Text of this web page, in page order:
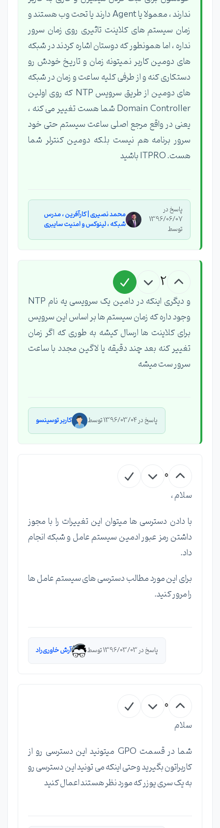
ندارند ، معمولا یا Agent دارند یا تحت وب هستند و
زمان سیستم های کلاینت تاثیری روی زمان سرور
نداره ، اما همونطور که دوستان اشاره کردند در شبکه
های دومین کاربر نمیتونه زمان و تاریخ خودش رو
دستکاری کنه و از طرفی کلیه ساعت و زمان در شبکه
های دومین از طریق سرویس NTP که روی اولین
Domain Controller شما هست تغییر می کنه ،
یعنی در واقع مرجع اصلی ساعت سیستم حتی خود
سرور برنامه هم نیست بلکه دومین کنترلر شما
هست. ITPRO باشید
پاسخ در
1396/06/07
توسط
محمد نصیری | کارآفرین ، مدرس
شبکه ، لینوکس و امنیت سایبری
2
و دیگری اینکه در دامین یک سرویسی یه نام NTP
وجود داره که زمان سیستم ها بر اساس این سرویس
برای کلاینت ها ارسال کیشه به طوری که اگر زمان
تغییر کنه بعد چند دقیقه یا لاگین مجدد با ساعت
سرور ست میشه
پاسخ در 1396/03/04 توسط کاربر توسینسو
0
سلام ،
با دادن دسترسی ها میتوان این تغییرات را با مجوز
داشتن رمز عبور ادمین سیستم عامل و شبکه انجام
داد.
برای این مورد مطالب دسترسی های سیستم عامل ها
را مرور کنید.
پاسخ در 1396/03/03 توسط آرش خاوری‌راد
0
سلام
شما در قسمت GPO میتونید این دسترسی رو از
کاربراتون بگیرید وحتی اینکه می تونید این دسترسی رو
به یک سری یوزر که مورد نظر هستند اعمال کنید